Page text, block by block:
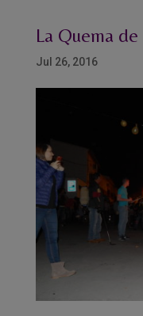
La Quema de
Jul 26, 2016